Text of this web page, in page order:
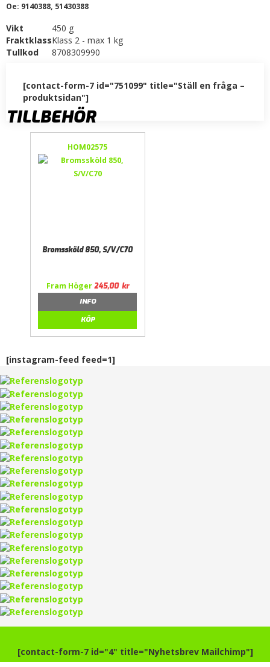
Oe: 9140388, 51430388
Vikt
450 g
FraktklassKlass 2 - max 1 kg
Tullkod
8708309990
[contact-form-7 id="751099" title="Ställ en fråga –
produktsidan"]
TILLBEHÖR
HOM02575
Bromssköld 850, S/V/C70
Fram Höger 245,00 kr
INFO
KÖP
[instagram-feed feed=1]
[contact-form-7 id="4" title="Nyhetsbrev Mailchimp"]